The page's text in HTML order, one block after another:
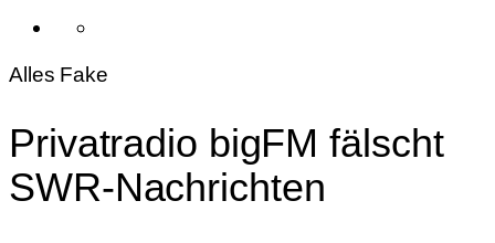
Alles Fake
Privatradio bigFM fälscht
SWR-Nachrichten